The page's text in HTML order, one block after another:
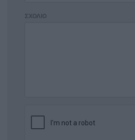
ΣΧΟΛΙΟ